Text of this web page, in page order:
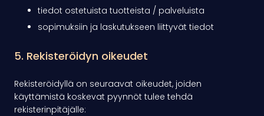
tiedot ostetuista tuotteista / palveluista
sopimuksiin ja laskutukseen liittyvät tiedot
5. Rekisteröidyn oikeudet
Rekisteröidyllä on seuraavat oikeudet, joiden
käyttämistä koskevat pyynnöt tulee tehdä
rekisterinpitäjälle: